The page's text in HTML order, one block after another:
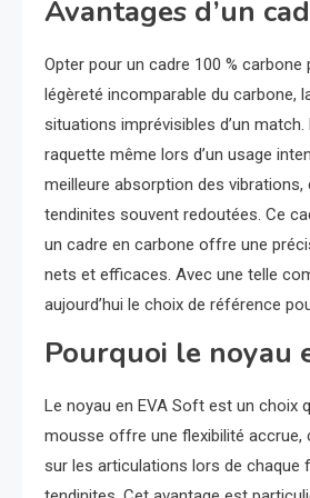
Avantages d’un
Opter pour un cadre 100 % carbone
légèreté incomparable du carbone,
situations imprévisibles d’un
raquette même lors d’un usage
meilleure absorption des
tendinites souvent redoutées. Ce
un cadre en carbone offre une
nets et efficaces. Avec une telle
aujourd’hui le choix de référence
Pourquoi le noyau
Le noyau en EVA Soft est un choix
mousse offre une flexibilité accrue,
sur les articulations lors de chaque